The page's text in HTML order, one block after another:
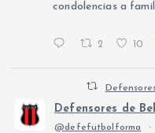
condolencias a
2 10
Defensores de
@defefutbolforma ·